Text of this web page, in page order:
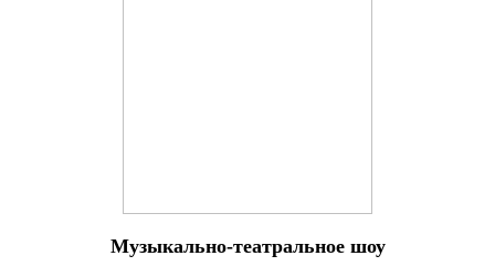
Музыкально-театральное шоу